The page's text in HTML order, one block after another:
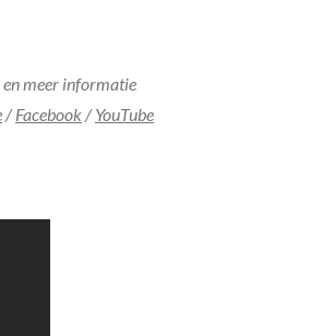
meer informatie
/Facebook/YouTube